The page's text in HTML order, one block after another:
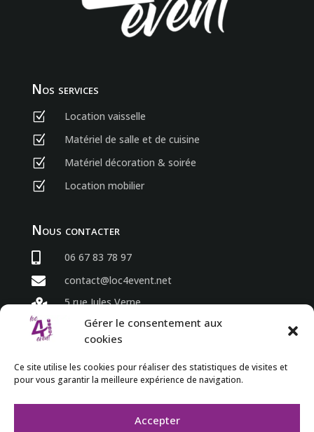
Gérer le consentement aux
cookies
Ce site utilise les cookies pour réaliser des statistiques de visites et
pour vous garantir la meilleure expérience de navigation.
Accepter
Nos services
Z Location vaisselle
Z Matériel de salle et de cuisine
Z Matériel décoration & soirée
Z Location mobilier
Nous contacter
 06 67 83 78 97
 contact@loc4event.net

5 rue Jules Verne
86800 Sèvres Anxaumont
 du lundi au vendredi
 8h00 à 18h00